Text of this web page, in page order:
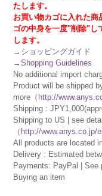
たします。
お買い物カゴに入れた商
ゴの中身を一度"削除"し
します。
→ ショッピングガイド
→Shopping Guidelines
No additional import
Product will be shipped
more（ http://
Shipping :
Shipping to US | see
（ http://www.anys.co.jp/
All products are located
Delivery : Estimated
Payments: PayPal | See
Buying an item